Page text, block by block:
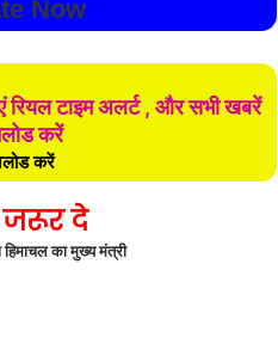
Now
रियल टाइम अलर्ट , और सभी खबरें
करें
करें
दे
का मुख्य मंत्री